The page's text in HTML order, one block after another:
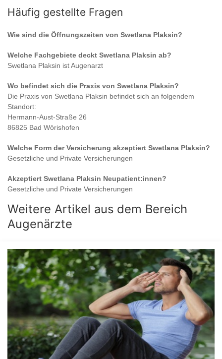
Häufig gestellte Fragen
Wie sind die Öffnungszeiten von Swetlana Plaksin?
Welche Fachgebiete deckt Swetlana Plaksin ab?
Swetlana Plaksin istAugenarzt
Wo befindet sich die Praxis von Swetlana Plaksin?
Die Praxis von Swetlana Plaksin befindet sich an folgendem
Standort:
Hermann-Aust-Straße 26
86825 Bad Wörishofen
Welche Form der Versicherung akzeptiert Swetlana Plaksin?
Gesetzliche und Private Versicherungen
Akzeptiert Swetlana Plaksin Neupatient:innen?
Gesetzliche und Private Versicherungen
Weitere Artikel aus dem Bereich
Augenärzte